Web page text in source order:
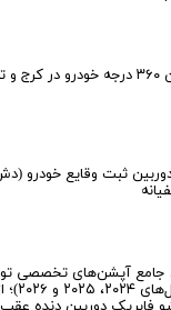
جیلی GEELY
بی ام و BMW
مرکز نصب تخصصی دوربین ۳۶۰ درجه
ثبت وقایع خودرو
جامع آپشن‌های تخصصی